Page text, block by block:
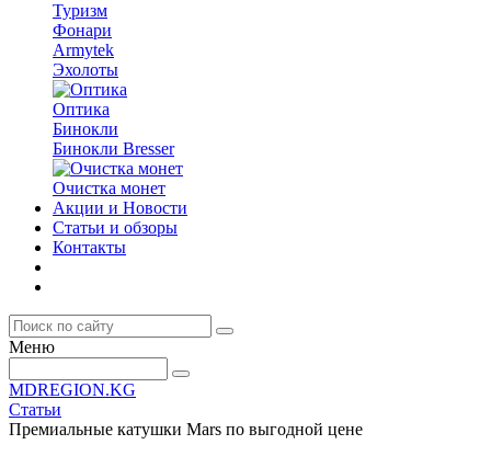
Туризм
Фонари
Armytek
Эхолоты
Оптика
Бинокли
Бинокли Bresser
Очистка монет
Акции и Новости
Статьи и обзоры
Контакты
Меню
MDREGION.KG
Статьи
Премиальные катушки Mars по выгодной цене